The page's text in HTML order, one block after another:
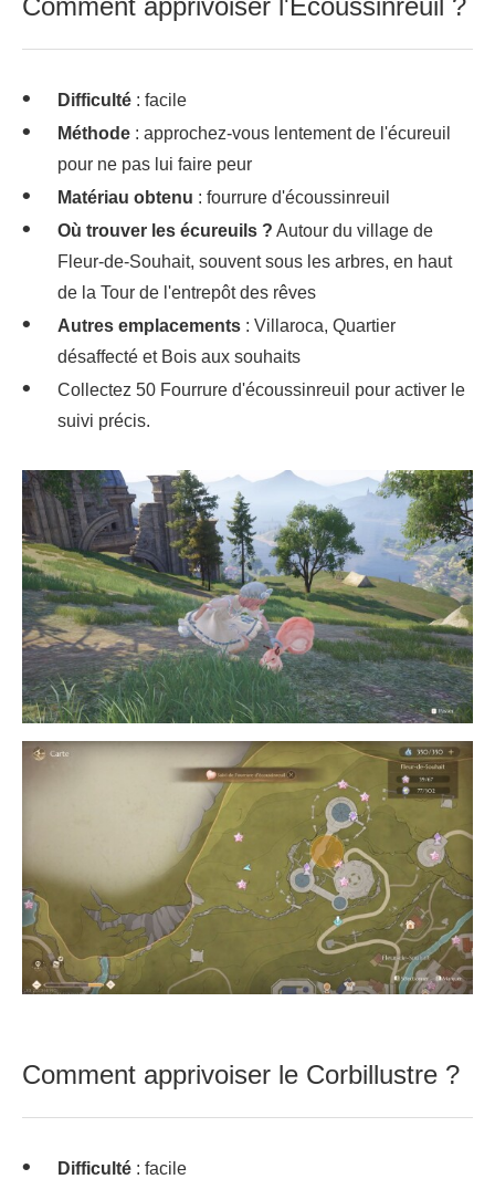
Difficulté : facile
Méthode : approchez-vous lentement de l'écureuil
pour ne pas lui faire peur
Matériau obtenu : fourrure d'écoussinreuil
Où trouver les écureuils ? Autour du village de
Fleur-de-Souhait, souvent sous les arbres, en haut
de la Tour de l'entrepôt des rêves
Autres emplacements : Villaroca, Quartier
désaffecté et Bois aux souhaits
Collectez 50 Fourrure d'écoussinreuil pour activer le
suivi précis.
Comment apprivoiser le Corbillustre ?
Difficulté : facile